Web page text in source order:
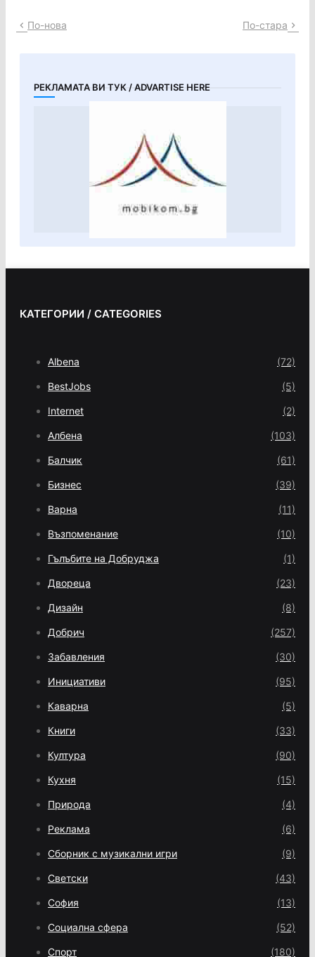
По-нова По-стара
РЕКЛАМАТА ВИ ТУК / ADVARTISE HERE
КАТЕГОРИИ / CATEGORIES
Albena (72)
BestJobs (5)
Internet (2)
Албена (103)
Балчик (61)
Бизнес (39)
Варна (11)
Възпоменание (10)
Гълъбите на Добруджа (1)
Двореца (23)
Дизайн (8)
Добрич (257)
Забавления (30)
Инициативи (95)
Каварна (5)
Книги (33)
Култура (90)
Кухня (15)
Природа (4)
Реклама (6)
Сборник с музикални игри (9)
Светски (43)
София (13)
Социална сфера (52)
Спорт (180)